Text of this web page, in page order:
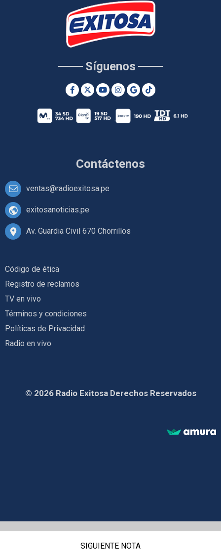
Contáctenos
ventas@radioexitosa.pe
exitosanoticias.pe
Av. Guardia Civil 670 Chorrillos
Síguenos
Código de ética
Registro de reclamos
TV en vivo
Términos y condiciones
Políticas de Privacidad
Radio en vivo
© 2026 Radio Exitosa Derechos Reservados
SIGUIENTE NOTA